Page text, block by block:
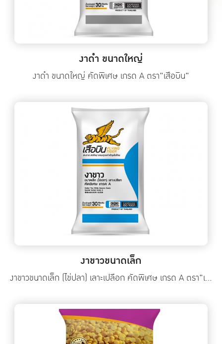
งาดำ ขนาดใหญ่
งาดำ ขนาดใหญ่ คัดพิเศษ เกรด A ตรา"เสือบิน"
งาขาวขนาดเล็ก
งาขาวขนาดเล็ก (ไข่ปลา) เลาะเปลือก คัดพิเศษ เกรด A ตรา"เสือบิน"